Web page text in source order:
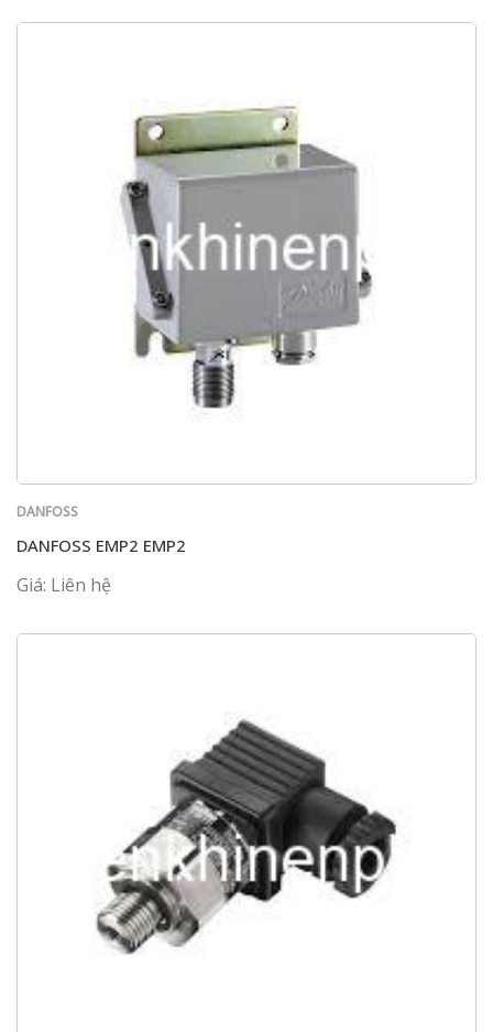
DANFOSS
DANFOSS EMP2 EMP2
Giá: Liên hệ